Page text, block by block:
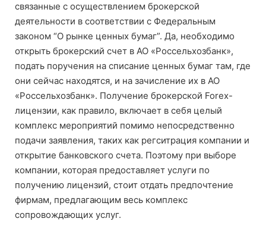
связанные с осуществлением брокерской
деятельности в соответствии с Федеральным
законом “О рынке ценных бумаг”. Да, необходимо
открыть брокерский счет в АО «Россельхозбанк»,
подать поручения на списание ценных бумаг там, где
они сейчас находятся, и на зачисление их в АО
«Россельхозбанк». Получение брокерской Forex-
лицензии, как правило, включает в себя целый
комплекс мероприятий помимо непосредственно
подачи заявления, таких как регситрация компании и
открытие банковского счета. Поэтому при выборе
компании, которая предоставляет услуги по
получению лицензий, стоит отдать предпочтение
фирмам, предлагающим весь комплекс
сопровождающих услуг.